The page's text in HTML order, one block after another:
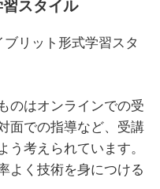
スタイル
リット形式学習スタ
のはオンラインでの受
面での指導など、受講
う考えられています。
よく技術を身につける